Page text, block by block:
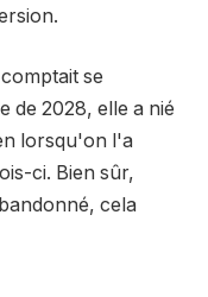
se
de 2028, elle a nié
lorsqu'on l'a
ci. Bien sûr,
cela